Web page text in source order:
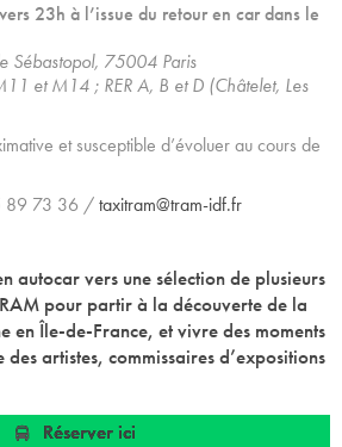
23h à l’issue du retour en car dans le
Sébastopol, 75004 Paris
et M14 ; RER A, B et D (Châtelet, Les
et susceptible d’évoluer au cours de
89 73 36 /taxitram@tram-idf.fr
autocar vers une sélection de plusieurs
pour partir à la découverte de la
en Île-de-France, et vivre des moments
artistes, commissaires d’expositions
Réserver ici